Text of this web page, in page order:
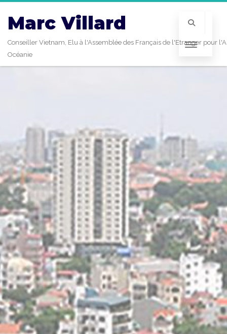
Marc Villard
Conseiller Vietnam, Elu à l'Assemblée des Français de l'Etranger pour
Océanie